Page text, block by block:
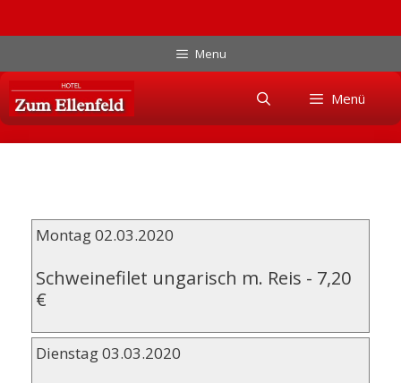
Inhalt
springen
Menu
Skip
content
Menü
Montag 02.03.2020
Schweinefilet ungarisch m. Reis - 7,20
€
Dienstag 03.03.2020